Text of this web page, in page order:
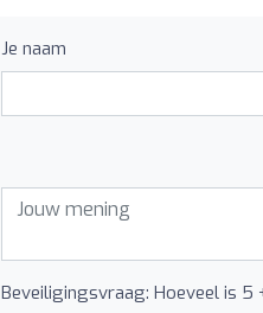
Je naam
Beveiligingsvraag: Hoeveel is 5